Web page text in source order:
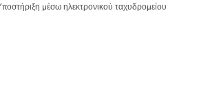
μέσω ηλεκτρονικού ταχυδρομείου